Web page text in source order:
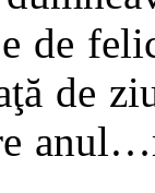
de
de